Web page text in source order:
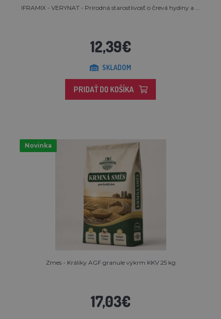
IFRAMIX - VERYNAT - Prírodná starostlivosť o črevá hydiny a ...
12,39€
SKLADOM
PRIDAŤ DO KOŠÍKA
Novinka
Zmes - Králiky AGF granule výkrm KKV 25 kg
17,03€